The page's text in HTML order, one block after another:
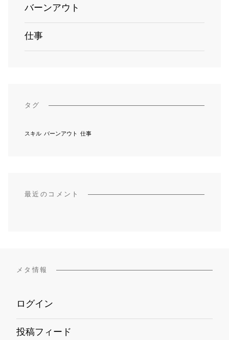
バーンアウト
仕事
タグ
スキル バーンアウト 仕事
最近のコメント
メタ情報
ログイン
投稿フィード